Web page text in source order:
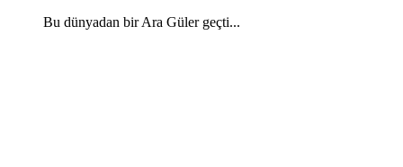
Bu dünyadan bir Ara Güler geçti...